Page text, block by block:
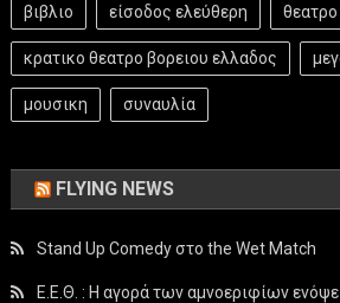
βιβλιο είσοδος ελεύθερη θεατρο
κρατικο θεατρο βορειου ελλαδος
μουσικη συναυλία
FLYING NEWS
Stand Up Comedy στο the Wet Match
Ε.Ε.Θ. : Η αγορά των αμνοεριφίων